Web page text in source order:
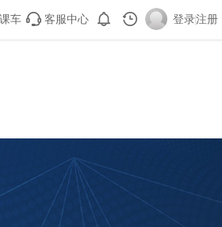
车 客服中心 登录|注册